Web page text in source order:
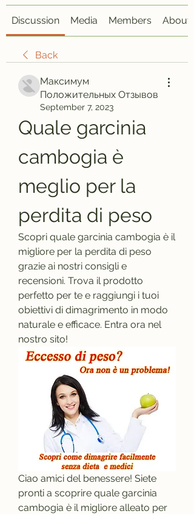
Discussion Media Members About
Back
Максимум
Положительных Отзывов
September 7, 2023
Quale garcinia
cambogia è
meglio per la
perdita di peso
Scopri quale garcinia cambogia è il
migliore per la perdita di peso
grazie ai nostri consigli e
recensioni. Trova il prodotto
perfetto per te e raggiungi i tuoi
obiettivi di dimagrimento in modo
naturale e efficace. Entra ora nel
nostro sito!
Ciao amici del benessere! Siete
pronti a scoprire quale garcinia
cambogia è il migliore alleato per